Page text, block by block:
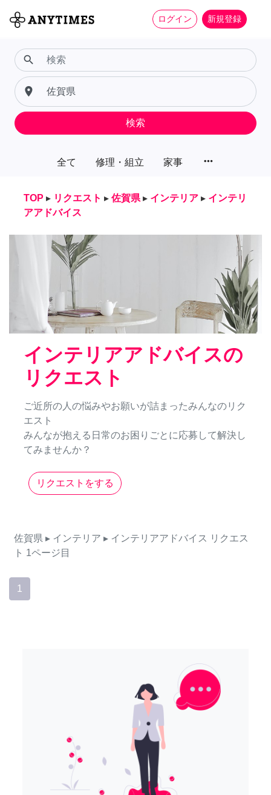
ログイン 新規登録
全て 修理・組立 家事 more_horiz
search
place
検索
TOP ▸ リクエスト ▸ 佐賀県 ▸ インテリア ▸ インテリ
アアドバイス
インテリアアドバイスの
リクエスト
ご近所の人の悩みやお願いが詰まったみんなのリク
エスト
みんなが抱える日常のお困りごとに応募して解決し
てみませんか？
リクエストをする
佐賀県 ▸ インテリア ▸ インテリアアドバイス リクエス
ト 1ページ目
1